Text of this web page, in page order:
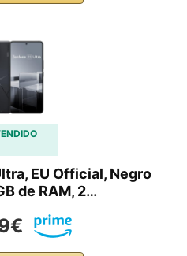
EU Official, Negro
de RAM, 2…